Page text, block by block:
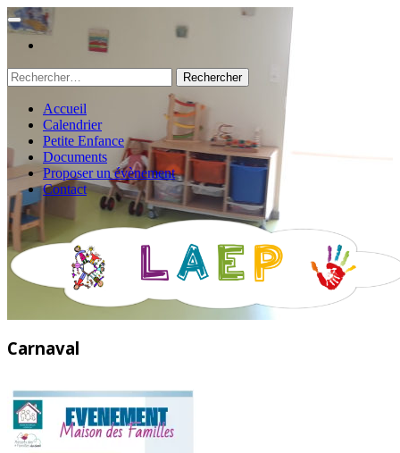
Rechercher :
Accueil
Calendrier
Petite Enfance
Documents
Proposer un évènement
Contact
Carnaval